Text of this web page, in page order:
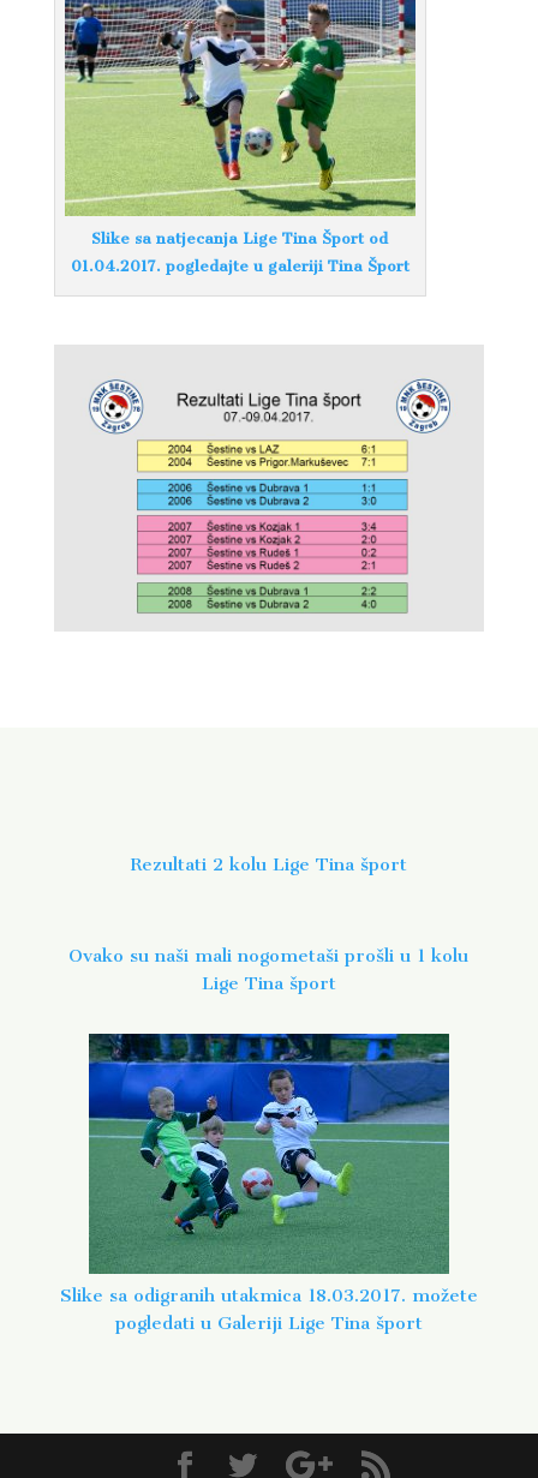
Slike sa natjecanja Lige Tina Šport od
01.04.2017. pogledajte u galeriji Tina Šport
Rezultati 2 kolu Lige Tina šport
Ovako su naši mali nogometaši prošli u 1 kolu
Lige Tina šport
Slike sa odigranih utakmica 18.03.2017. možete
pogledati u Galeriji Lige Tina šport